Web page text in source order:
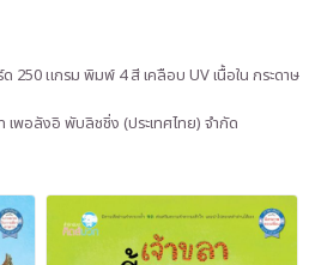
250 แกรม พิมพ์ 4 สี เคลือบ UV เนื้อใน กระดาษ
พอลังอิ พับลิชชิ่ง (ประเทศไทย) จำกัด